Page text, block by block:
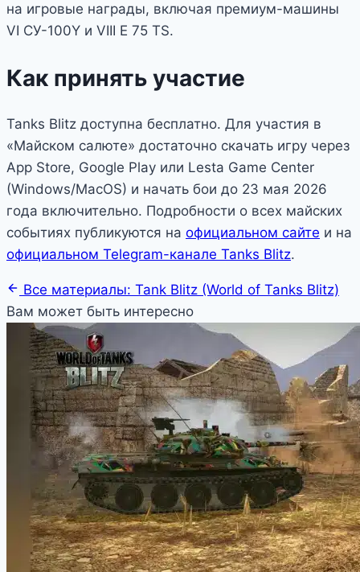
на игровые награды, включая премиум-машины
VI СУ-100Y и VIII E 75 TS.
Как принять участие
Tanks Blitz доступна бесплатно. Для участия в
«Майском салюте» достаточно скачать игру через
App Store, Google Play или Lesta Game Center
(Windows/MacOS) и начать бои до 23 мая 2026
года включительно. Подробности о всех майских
событиях публикуются на официальном сайте и на
официальном Telegram-канале Tanks Blitz.
Все материалы: Tank Blitz (World of Tanks Blitz)
Вам может быть интересно